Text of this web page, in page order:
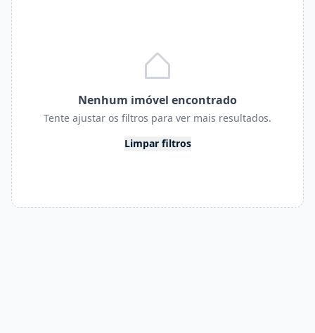
Nenhum imóvel encontrado
Tente ajustar os filtros para ver mais resultados.
Limpar filtros